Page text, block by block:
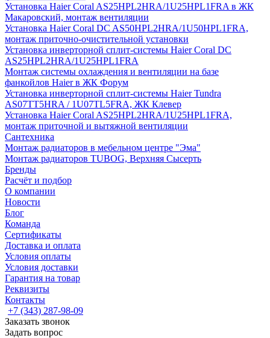
Установка Haier Coral AS25HPL2HRA/1U25HPL1FRA в ЖК
Макаровский, монтаж вентиляции
Установка Haier Coral DC AS50HPL2HRA/1U50HPL1FRA,
монтаж приточно-очистительной установки
Установка инверторной сплит-системы Haier Coral DC
AS25HPL2HRA/1U25HPL1FRA
Монтаж системы охлаждения и вентиляции на базе
фанкойлов Haier в ЖК Форум
Установка инверторной сплит-системы Haier Tundra
AS07TT5HRA / 1U07TL5FRA, ЖК Клевер
Установка Haier Coral AS25HPL2HRA/1U25HPL1FRA,
монтаж приточной и вытяжной вентиляции
Сантехника
Монтаж радиаторов в мебельном центре "Эма"
Монтаж радиаторов TUBOG, Верхняя Сысерть
Бренды
Расчёт и подбор
О компании
Новости
Блог
Команда
Сертификаты
Доставка и оплата
Условия оплаты
Условия доставки
Гарантия на товар
Реквизиты
Контакты
+7 (343) 287-98-09
Заказать звонок
Задать вопрос